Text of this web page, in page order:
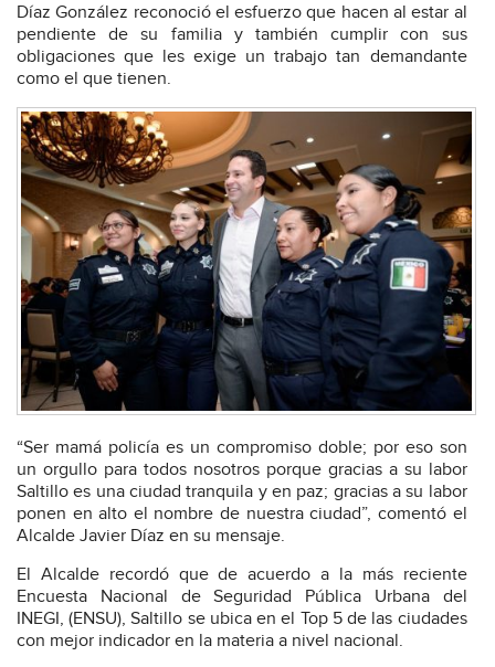
Díaz González reconoció el esfuerzo que hacen al estar al
pendiente de su familia y también cumplir con sus
obligaciones que les exige un trabajo tan demandante
como el que tienen.
“Ser mamá policía es un compromiso doble; por eso son
un orgullo para todos nosotros porque gracias a su labor
Saltillo es una ciudad tranquila y en paz; gracias a su labor
ponen en alto el nombre de nuestra ciudad”, comentó el
Alcalde Javier Díaz en su mensaje.
El Alcalde recordó que de acuerdo a la más reciente
Encuesta Nacional de Seguridad Pública Urbana del
INEGI, (ENSU), Saltillo se ubica en el Top 5 de las ciudades
con mejor indicador en la materia a nivel nacional.